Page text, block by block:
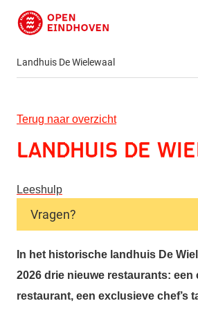
Direct naar de inhoud
Landhuis De Wielewaal
Terug naar overzicht
Landhuis De
Leeshulp
Vragen?
In het historische landhuis De
2026 drie nieuwe restaurants:
restaurant, een exclusieve chef’s